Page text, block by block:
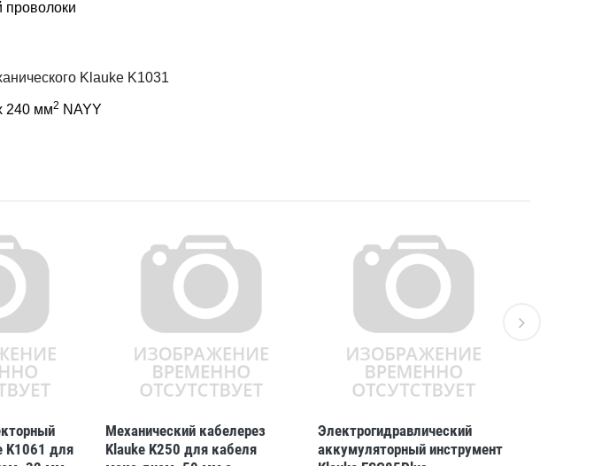
проволоки
Klauke K1031
240 мм2 NAYY
K1061 для
Механический кабелерез
Klauke K250 для кабеля
Электрогидравлический
аккумуляторный инструмент